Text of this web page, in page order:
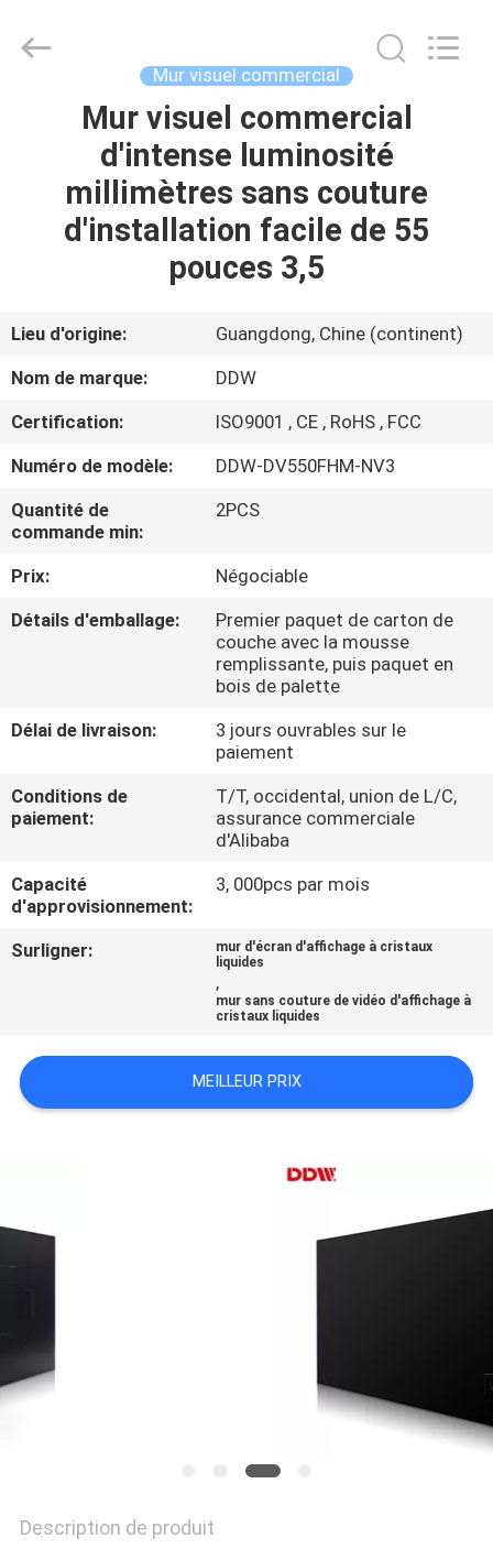
MAISON
PRODUITS
DE
NOUS
VISITE
D'USINE
CONTRÔLE
DE
QUALITÉ
NOUS
NOUVELLES
DEMANDEZ
UNE
CITATION
CENTER
PLAN
PRIVACY
Ltd..
Mur visuel commercial
Mur visuel commercial
d'intense luminosité
millimètres sans couture
d'installation facile de 55
pouces 3,5
Lieu d'origine:
Guangdong, Chine (continent)
Nom de marque:
DDW
Certification:
ISO9001 , CE , RoHS , FCC
Numéro de modèle:
DDW-DV550FHM-NV3
Quantité de
commande min:
2PCS
Prix:
Négociable
Détails d'emballage:
Premier paquet de carton de
couche avec la mousse
remplissante, puis paquet en
bois de palette
Délai de livraison:
3 jours ouvrables sur le
paiement
Conditions de
paiement:
T/T, occidental, union de L/C,
assurance commerciale
d'Alibaba
Capacité
d'approvisionnement:
3, 000pcs par mois
Surligner:
mur d'écran d'affichage à cristaux
liquides
,
mur sans couture de vidéo d'affichage à
cristaux liquides
MEILLEUR PRIX
Description de produit